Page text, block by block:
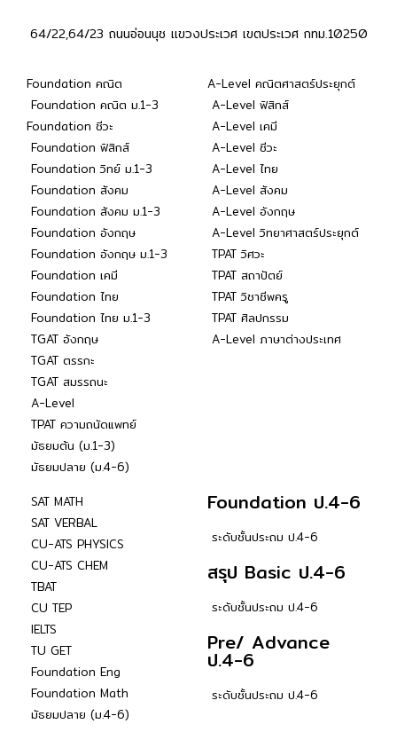
64/22,64/23 ถนนอ่อนนุช แขวงประเวศ เขตประเวศ กทม.10250
Foundation คณิต
Foundation คณิต ม.1-3
Foundation ชีวะ
Foundation ฟิสิกส์
Foundation วิทย์ ม.1-3
Foundation สังคม
Foundation สังคม ม.1-3
Foundation อังกฤษ
Foundation อังกฤษ ม.1-3
Foundation เคมี
Foundation ไทย
Foundation ไทย ม.1-3
TGAT อังกฤษ
TGAT ตรรกะ
TGAT สมรรถนะ
A-Level
TPAT ความถนัดแพทย์
มัธยมต้น (ม.1-3)
มัธยมปลาย (ม.4-6)
A-Level คณิตศาสตร์ประยุกต์
A-Level ฟิสิกส์
A-Level เคมี
A-Level ชีวะ
A-Level ไทย
A-Level สังคม
A-Level อังกฤษ
A-Level วิทยาศาสตร์ประยุกต์
TPAT วิศวะ
TPAT สถาปัตย์
TPAT วิชาชีพครู
TPAT ศิลปกรรม
A-Level ภาษาต่างประเทศ
SAT MATH
SAT VERBAL
CU-ATS PHYSICS
CU-ATS CHEM
TBAT
CU TEP
IELTS
TU GET
Foundation Eng
Foundation Math
มัธยมปลาย (ม.4-6)
Foundation ป.4-6
ระดับชั้นประถม ป.4-6
สรุป Basic ป.4-6
ระดับชั้นประถม ป.4-6
Pre/ Advance
ป.4-6
ระดับชั้นประถม ป.4-6